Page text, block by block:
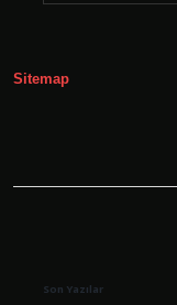
Sitemap
Son Yazılar